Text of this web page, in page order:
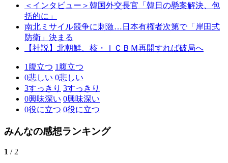
＜インタビュー＞韓国外交長官「韓日の懸案解決、包
括的に」
南北ミサイル競争に刺激…日本有権者次第で「岸田式
防衛」決まる
【社説】北朝鮮、核・ＩＣＢＭ再開すれば破局へ
1 腹立つ 1 腹立つ
0悲しい 0悲しい
3すっきり 3すっきり
0興味深い 0興味深い
0役に立つ 0役に立つ
みんなの感想ランキング
1 / 2